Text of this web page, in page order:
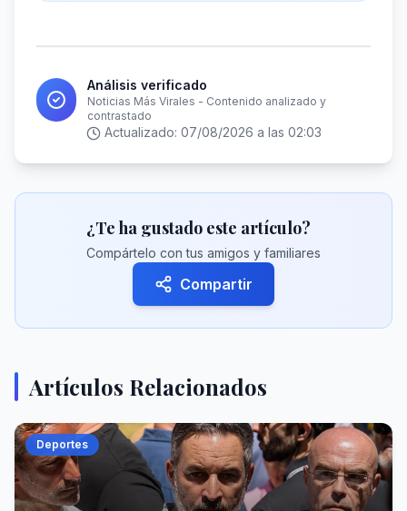
Análisis verificado
Noticias Más Virales - Contenido analizado y
contrastado
Actualizado: 07/08/2026 a las 02:03
¿Te ha gustado este artículo?
Compártelo con tus amigos y familiares
Compartir
Artículos Relacionados
Deportes